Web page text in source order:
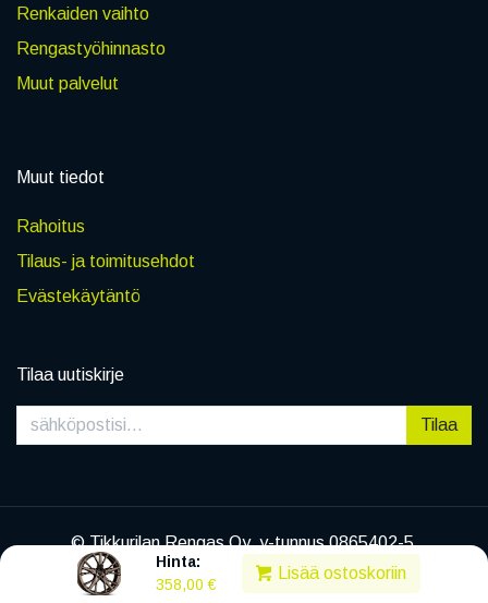
Hinta:
358,00 €
Lisää ostoskoriin
Renkaiden vaihto
Rengastyöhinnasto
Muut palvelut
Muut tiedot
Rahoitus
Tilaus- ja toimitusehdot
Evästekäytäntö
Tilaa uutiskirje
Tilaa
© Tikkurilan Rengas Oy, y-tunnus 0865402-5
|Tietosuojaseloste